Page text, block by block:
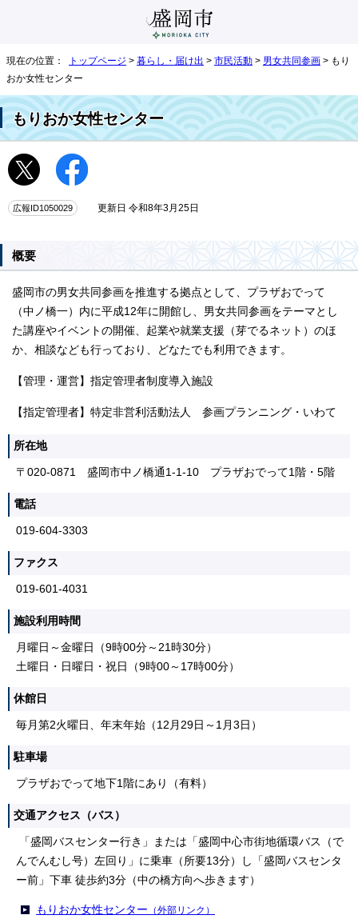
現在の位置： トップページ > 暮らし・届け出 > 市民活動 > 男女共同参画 > もり
おか女性センター
もりおか女性センター
広報ID1050029 更新日 令和8年3月25日
概要
盛岡市の男女共同参画を推進する拠点として、プラザおでって
（中ノ橋一）内に平成12年に開館し、男女共同参画をテーマとし
た講座やイベントの開催、起業や就業支援（芽でるネット）のほ
か、相談なども行っており、どなたでも利用できます。
【管理・運営】指定管理者制度導入施設
【指定管理者】特定非営利活動法人 参画プランニング・いわて
所在地
〒020-0871 盛岡市中ノ橋通1-1-10 プラザおでって1階・5階
電話
019-604-3303
ファクス
019-601-4031
施設利用時間
月曜日～金曜日（9時00分～21時30分）
土曜日・日曜日・祝日（9時00～17時00分）
休館日
毎月第2火曜日、年末年始（12月29日～1月3日）
駐車場
プラザおでって地下1階にあり（有料）
交通アクセス（バス）
「盛岡バスセンター行き」または「盛岡中心市街地循環バス（で
んでんむし号）左回り」に乗車（所要13分）し「盛岡バスセンタ
ー前」下車 徒歩約3分（中の橋方向へ歩きます）
もりおか女性センター （外部リンク）